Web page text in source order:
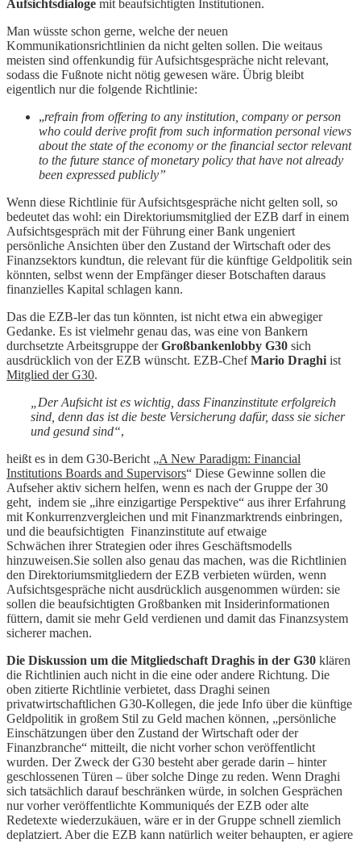
Aufsichtsdialoge mit beaufsichtigten Institutionen.
Man wüsste schon gerne, welche der neuen
Kommunikationsrichtlinien da nicht gelten sollen. Die weitaus
meisten sind offenkundig für Aufsichtsgespräche nicht relevant,
sodass die Fußnote nicht nötig gewesen wäre. Übrig bleibt
eigentlich nur die folgende Richtlinie:
„refrain from offering to any institution, company or person
who could derive profit from such information personal views
about the state of the economy or the financial sector relevant
to the future stance of monetary policy that have not already
been expressed publicly”
Wenn diese Richtlinie für Aufsichtsgespräche nicht gelten soll, so
bedeutet das wohl: ein Direktoriumsmitglied der EZB darf in einem
Aufsichtsgespräch mit der Führung einer Bank ungeniert
persönliche Ansichten über den Zustand der Wirtschaft oder des
Finanzsektors kundtun, die relevant für die künftige Geldpolitik sein
könnten, selbst wenn der Empfänger dieser Botschaften daraus
finanzielles Kapital schlagen kann.
Das die EZB-ler das tun könnten, ist nicht etwa ein abwegiger
Gedanke. Es ist vielmehr genau das, was eine von Bankern
durchsetzte Arbeitsgruppe derGroßbankenlobby G30 sich
ausdrücklich von der EZB wünscht. EZB-ChefMario Draghi ist
Mitglied der G30.
„Der Aufsicht ist es wichtig, dass Finanzinstitute erfolgreich
sind, denn das ist die beste Versicherung dafür, dass sie sicher
und gesund sind“,
heißt es in dem G30-Bericht „A New Paradigm: Financial
Institutions Boards and Supervisors“ Diese Gewinne sollen die
Aufseher aktiv sichern helfen, wenn es nach der Gruppe der 30
geht, indem sie „ihre einzigartige Perspektive“ aus ihrer Erfahrung
mit Konkurrenzvergleichen und mit Finanzmarktrends einbringen,
und die beaufsichtigten Finanzinstitute auf etwaige
Schwächen ihrer Strategien oder ihres Geschäftsmodells
hinzuweisen.Sie sollen also genau das machen, was die Richtlinien
den Direktoriumsmitgliedern der EZB verbieten würden, wenn
Aufsichtsgespräche nicht ausdrücklich ausgenommen würden: sie
sollen die beaufsichtigten Großbanken mit Insiderinformationen
füttern, damit sie mehr Geld verdienen und damit das Finanzsystem
sicherer machen.
Die Diskussion um die Mitgliedschaft Draghis in der G30 klären
die Richtlinien auch nicht in die eine oder andere Richtung. Die
oben zitierte Richtlinie verbietet, dass Draghi seinen
privatwirtschaftlichen G30-Kollegen, die jede Info über die künftige
Geldpolitik in großem Stil zu Geld machen können, „persönliche
Einschätzungen über den Zustand der Wirtschaft oder der
Finanzbranche“ mitteilt, die nicht vorher schon veröffentlicht
wurden. Der Zweck der G30 besteht aber gerade darin – hinter
geschlossenen Türen – über solche Dinge zu reden. Wenn Draghi
sich tatsächlich darauf beschränken würde, in solchen Gesprächen
nur vorher veröffentlichte Kommuniqués der EZB oder alte
Redetexte wiederzukäuen, wäre er in der Gruppe schnell ziemlich
deplatziert. Aber die EZB kann natürlich weiter behaupten, er agiere